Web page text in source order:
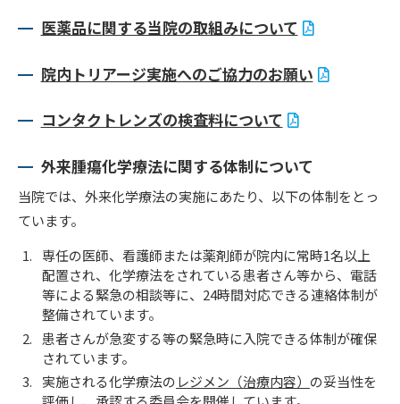
医薬品に関する当院の取組みについて
院内トリアージ実施へのご協力のお願い
コンタクトレンズの検査料について
外来腫瘍化学療法に関する体制について
当院では、外来化学療法の実施にあたり、以下の体制をとっ
ています。
専任の医師、看護師または薬剤師が院内に常時1名以上
配置され、化学療法をされている患者さん等から、電話
等による緊急の相談等に、24時間対応できる連絡体制が
整備されています。
患者さんが急変する等の緊急時に入院できる体制が確保
されています。
実施される化学療法のレジメン（治療内容） の妥当性を